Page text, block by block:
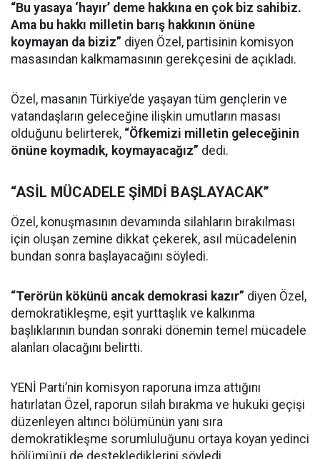
“Bu yasaya ‘hayır’ deme hakkına en çok biz sahibiz.
Ama bu hakkı milletin barış hakkının önüne
koymayan da biziz” diyen Özel, partisinin komisyon
masasından kalkmamasının gerekçesini de açıkladı.
Özel, masanın Türkiye’de yaşayan tüm gençlerin ve
vatandaşların geleceğine ilişkin umutların masası
olduğunu belirterek, “Öfkemizi milletin geleceğinin
önüne koymadık, koymayacağız” dedi.
“ASİL MÜCADELE ŞİMDİ BAŞLAYACAK”
Özel, konuşmasının devamında silahların bırakılması
için oluşan zemine dikkat çekerek, asıl mücadelenin
bundan sonra başlayacağını söyledi.
“Terörün kökünü ancak demokrasi kazır” diyen Özel,
demokratikleşme, eşit yurttaşlık ve kalkınma
başlıklarının bundan sonraki dönemin temel mücadele
alanları olacağını belirtti.
YENİ Parti’nin komisyon raporuna imza attığını
hatırlatan Özel, raporun silah bırakma ve hukuki geçişi
düzenleyen altıncı bölümünün yanı sıra
demokratikleşme sorumluluğunu ortaya koyan yedinci